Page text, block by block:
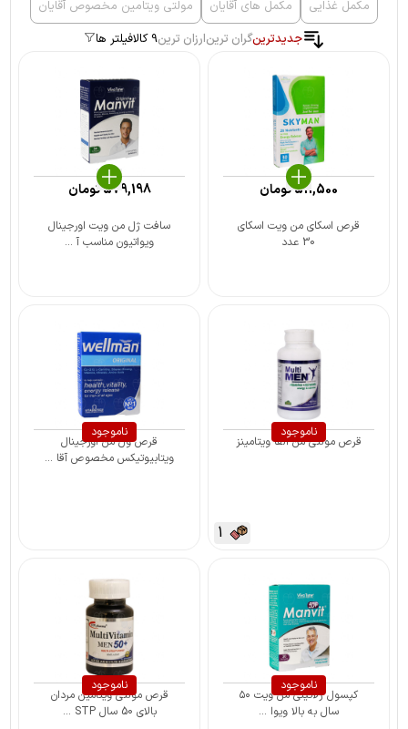
مکمل غذایی مکمل های آقایان
مولتی ویتامین مخصوص آقایان
جدیدترینگران ترینارزان ترین9 کالا فیلتر ها
قرص اسکای من ویت اسکای
30 عدد
511,500تومان
سافت ژل من ویت اورجینال
ویواتیون مناسب آ ...
579,198تومان
ناموجود
قرص مولتی من آلفا ویتامینز
1
ناموجود
قرص ول من اورجینال
ویتابیوتیکس مخصوص آقا ...
ناموجود
کپسول ژلاتینی من ویت ۵۰
سال به بالا ویوا ...
ناموجود
قرص مولتی ویتامین مردان
بالای 50 سال STP ...